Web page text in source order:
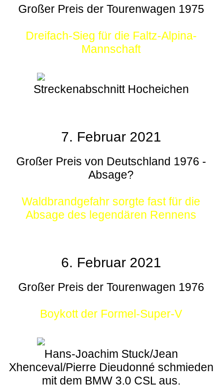
Großer Preis der Tourenwagen 1975
Dreifach-Sieg für die Faltz-Alpina-
Mannschaft
Streckenabschnitt Hocheichen
7. Februar 2021
Großer Preis von Deutschland 1976 -
Absage?
Waldbrandgefahr sorgte fast für die
Absage des legendären Rennens
6. Februar 2021
Großer Preis der Tourenwagen 1976
Boykott der Formel-Super-V
Hans-Joachim Stuck/Jean
Xhenceval/Pierre Dieudonné schmieden
mit dem BMW 3.0 CSL aus.